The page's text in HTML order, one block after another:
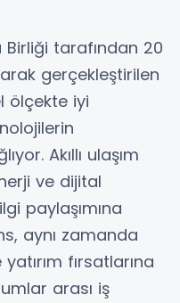
Birliği tarafından 20
gerçekleştirilen
ölçekte iyi
Akıllı ulaşım
ve dijital
paylaşımına
aynı zamanda
fırsatlarına
arası iş